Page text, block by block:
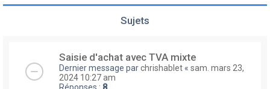
Sujets
Saisie d'achat avec TVA mixte
Dernier message parchrishablet « sam. mars 23,
2024 10:27 am
Réponses : 8